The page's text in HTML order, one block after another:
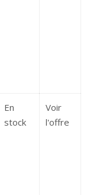
En
stock
Voir
l'offre